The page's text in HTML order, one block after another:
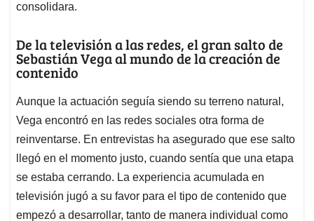
consolidara.
De la televisión a las redes, el gran salto de
Sebastián Vega al mundo de la creación de
contenido
Aunque la actuación seguía siendo su terreno natural,
Vega encontró en las redes sociales otra forma de
reinventarse. En entrevistas ha asegurado que ese salto
llegó en el momento justo, cuando sentía que una etapa
se estaba cerrando. La experiencia acumulada en
televisión jugó a su favor para el tipo de contenido que
empezó a desarrollar, tanto de manera individual como